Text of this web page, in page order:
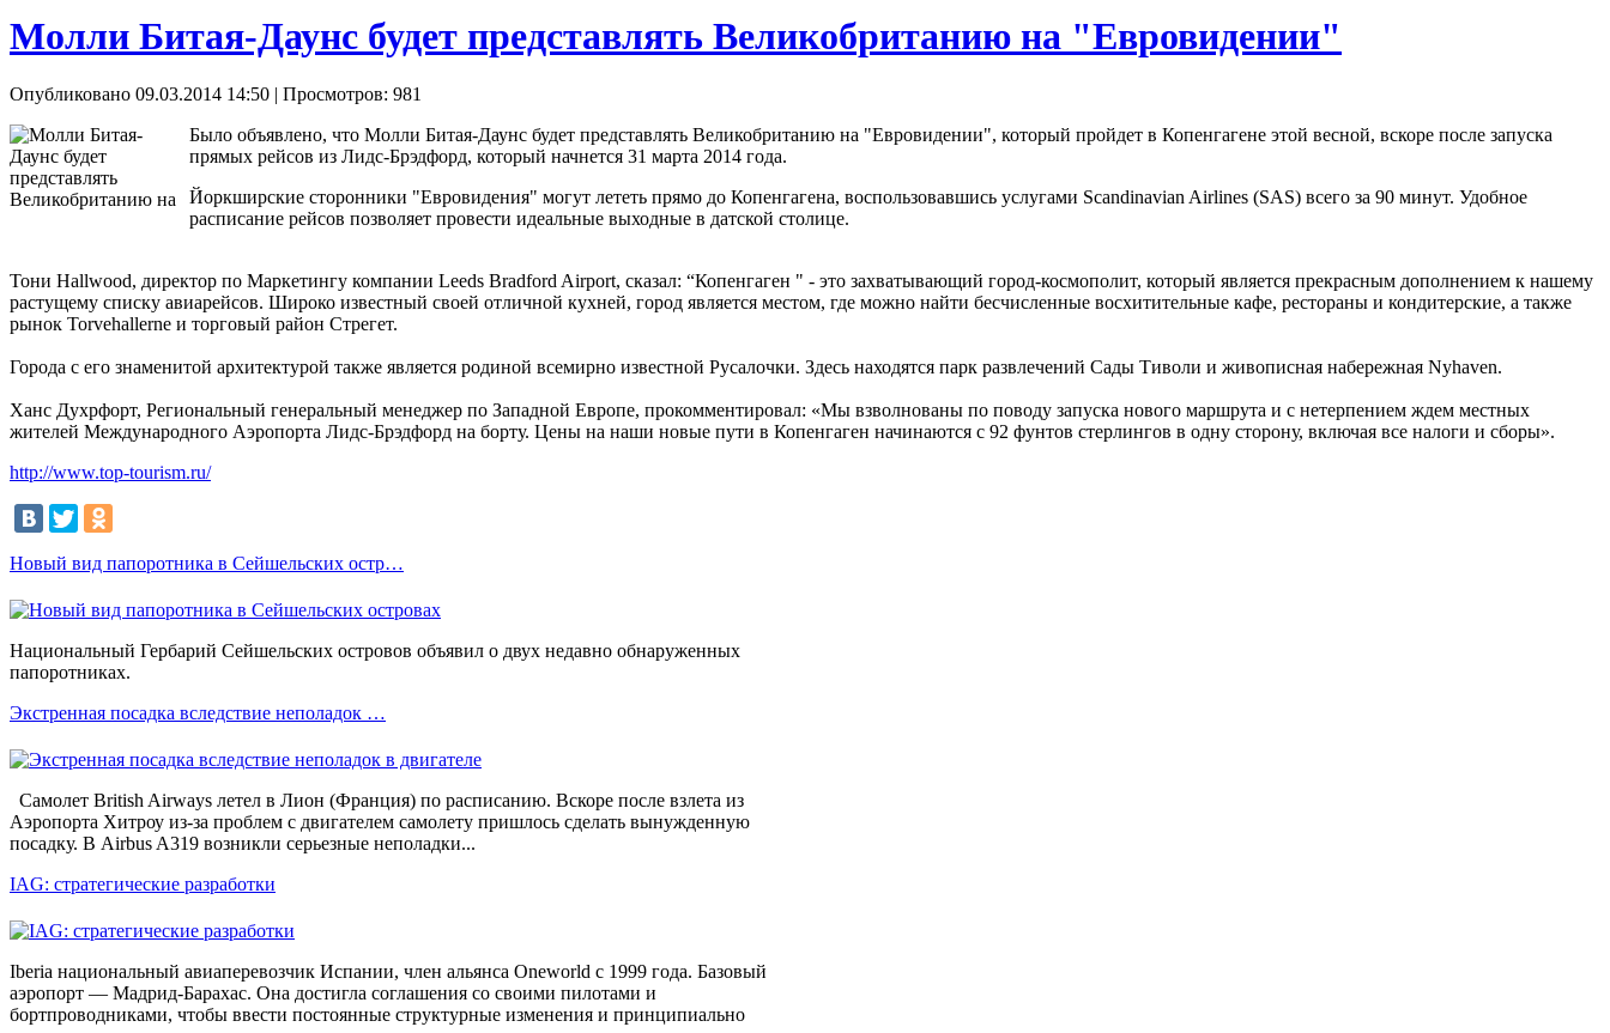
Молли Битая-Даунс будет представлять Великобританию на "Евровидении"
Опубликовано 09.03.2014 14:50 | Просмотров: 981
Было объявлено, что Молли Битая-Даунс будет представлять Великобританию на "Евровидении", который пройдет в Копенгагене этой весной, вскоре после запуска
прямых рейсов из Лидс-Брэдфорд, который начнется 31 марта 2014 года.
Йоркширские сторонники "Евровидения" могут лететь прямо до Копенгагена, воспользовавшись услугами Scandinavian Airlines (SAS) всего за 90 минут. Удобное
расписание рейсов позволяет провести идеальные выходные в датской столице.
Тони Hallwood, директор по Маркетингу компании Leeds Bradford Airport, сказал: “Копенгаген " - это захватывающий город-космополит, который является прекрасным дополнением к нашему
растущему списку авиарейсов. Широко известный своей отличной кухней, город является местом, где можно найти бесчисленные восхитительные кафе, рестораны и кондитерские, а также
рынок Torvehallerne и торговый район Стрегет.
Города с его знаменитой архитектурой также является родиной всемирно известной Русалочки. Здесь находятся парк развлечений Сады Тиволи и живописная набережная Nyhaven.
Ханс Духрфорт, Региональный генеральный менеджер по Западной Европе, прокомментировал: «Мы взволнованы по поводу запуска нового маршрута и с нетерпением ждем местных
жителей Международного Аэропорта Лидс-Брэдфорд на борту. Цены на наши новые пути в Копенгаген начинаются с 92 фунтов стерлингов в одну сторону, включая все налоги и сборы».
http://www.top-tourism.ru/
Новый вид папоротника в Сейшельских остр…
Национальный Гербарий Сейшельских островов объявил о двух недавно обнаруженных
папоротниках.
Экстренная посадка вследствие неполадок …
Самолет British Airways летел в Лион (Франция) по расписанию. Вскоре после взлета из
Аэропорта Хитроу из-за проблем с двигателем самолету пришлось сделать вынужденную
посадку. В Airbus A319 возникли серьезные неполадки...
IAG: стратегические разработки
Iberia национальный авиаперевозчик Испании, член альянса Oneworld c 1999 года. Базовый
аэропорт — Мадрид-Барахас. Она достигла соглашения со своими пилотами и
бортпроводниками, чтобы ввести постоянные структурные изменения и принципиально